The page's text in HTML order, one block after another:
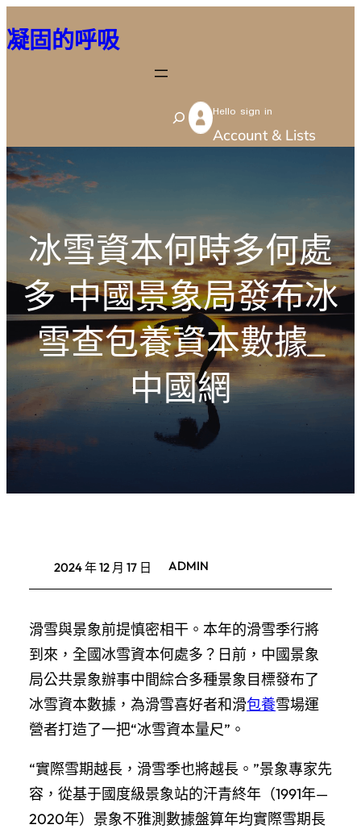
至
容
凝固的呼吸
S
e
h
Hello sign in
Account & Lists
冰雪資本何時多何處
多 中國景象局發布冰
雪查包養資本數據_
中國網
2024 年 12 月 17 日 ADMIN
滑雪與景象前提慎密相干。本年的滑雪季行將
到來，全國冰雪資本何處多？日前，中國景象
局公共景象辦事中間綜合多種景象目標發布了
冰雪資本數據，為滑雪喜好者和滑包養雪場運
營者打造了一把“冰雪資本量尺”。
“實際雪期越長，滑雪季也將越長。”景象專家先
容，從基于國度級景象站的汗青終年（1991年—
2020年）景象不雅測數據盤算年均實際雪期長